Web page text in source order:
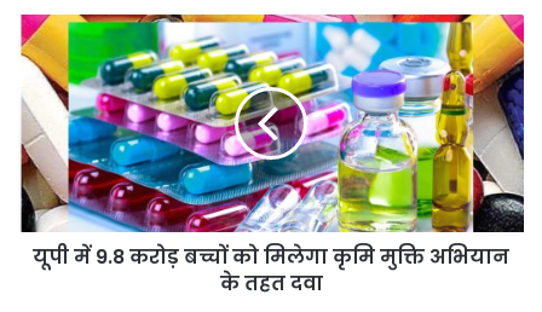
यूपी
में
9.8
करोड़
बच्चों
को
मिलेगा
कृमि
मुक्ति
अभियान
यूपी में 9.8 करोड़ बच्चों को मिलेगा कृमि मुक्ति अभियान
के तहत दवा